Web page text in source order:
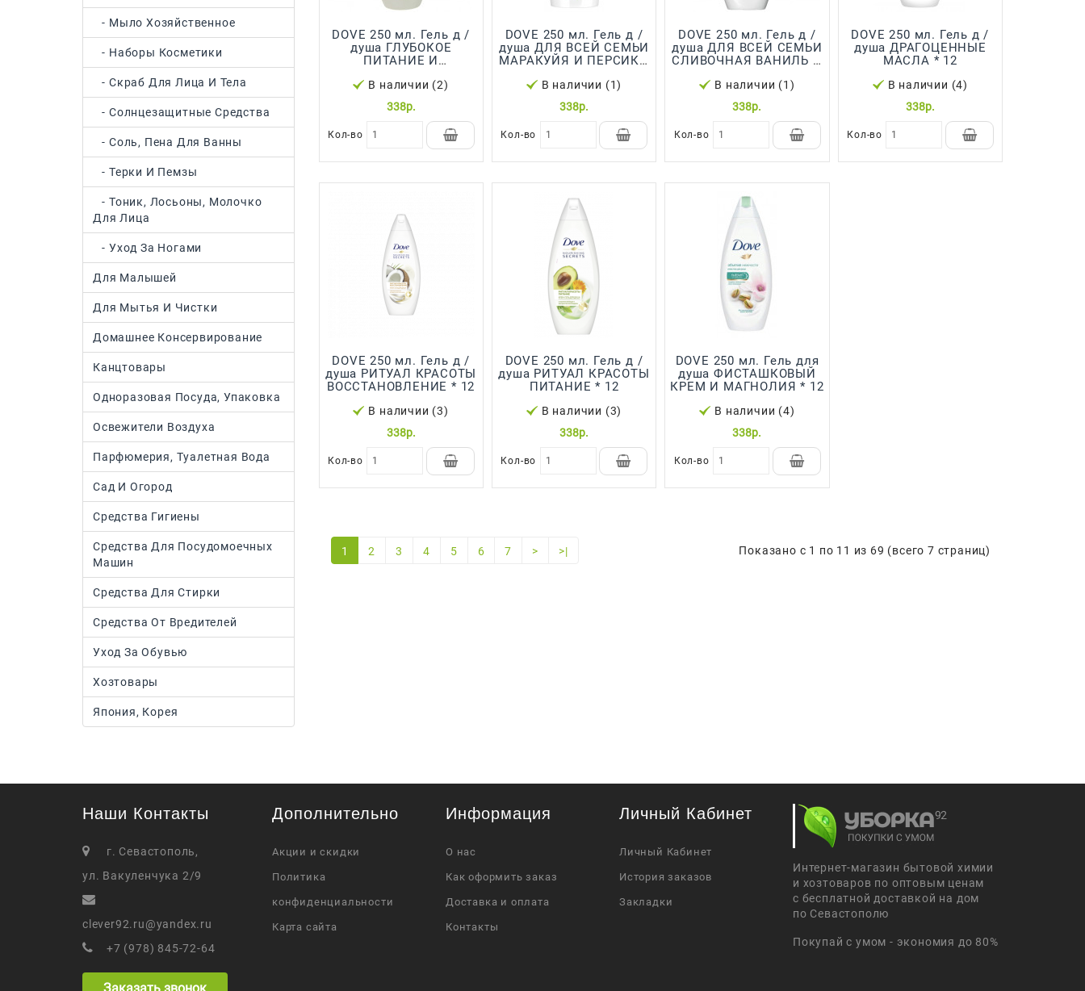
- Мыло Хозяйственное
- Наборы Косметики
- Скраб Для Лица И Тела
- Солнцезащитные Средства
- Соль, Пена Для Ванны
- Терки И Пемзы
- Тоник, Лосьоны, Молочко
Для Лица
- Уход За Ногами
Для Малышей
Для Мытья И Чистки
Домашнее Консервирование
Канцтовары
Одноразовая Посуда, Упаковка
Освежители Воздуха
Парфюмерия, Туалетная Вода
Сад И Огород
Средства Гигиены
Средства Для Посудомоечных
Машин
Средства Для Стирки
Средства От Вредителей
Уход За Обувью
Хозтовары
Япония, Корея
DOVE 250 мл. Гель д /
душа ГЛУБОКОЕ
ПИТАНИЕ И
ДЕЛАЙЛА * 12
В наличии (2)
338р.
Кол-во
DOVE 250 мл. Гель д /
душа ДЛЯ ВСЕЙ СЕМЬИ
МАРАКУЙЯ И ПЕРСИК *
В наличии (1)
338р.
Кол-во
DOVE 250 мл. Гель д /
душа ДЛЯ ВСЕЙ СЕМЬИ
СЛИВОЧНАЯ ВАНИЛЬ И
В наличии (1)
338р.
Кол-во
DOVE 250 мл. Гель д /
душа ДРАГОЦЕННЫЕ
МАСЛА * 12
В наличии (4)
338р.
Кол-во
DOVE 250 мл. Гель д /
душа РИТУАЛ КРАСОТЫ
ВОССТАНОВЛЕНИЕ * 12
В наличии (3)
338р.
Кол-во
DOVE 250 мл. Гель д /
душа РИТУАЛ КРАСОТЫ
ПИТАНИЕ * 12
В наличии (3)
338р.
Кол-во
DOVE 250 мл. Гель для
душа ФИСТАШКОВЫЙ
КРЕМ И МАГНОЛИЯ * 12
В наличии (4)
338р.
Кол-во
1 2 3 4 5 6 7 > >| Показано с 1 по 11 из 69 (всего 7 страниц)
Наши Контакты
г. Севастополь,
ул. Вакуленчука 2/9
clever92.ru@yandex.ru
+7 (978) 845-72-64
Заказать звонок
Дополнительно
Акции и скидки
Политика
конфиденциальности
Карта сайта
Информация
О нас
Как оформить заказ
Доставка и оплата
Контакты
Личный Кабинет
Личный Кабинет
История заказов
Закладки
Интернет-магазин бытовой химии
и хозтоваров по оптовым ценам
с бесплатной доставкой на дом
по Севастополю
Покупай с умом - экономия до 80%